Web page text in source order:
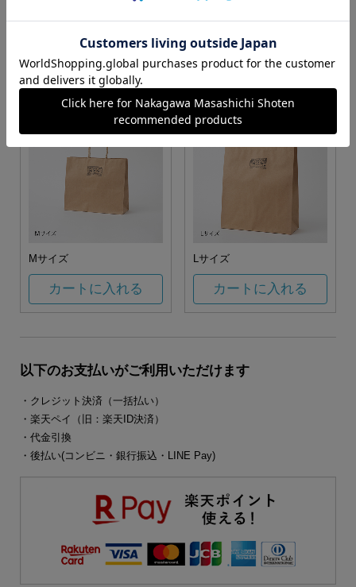
カートに入れる カートに入れる
Mサイズ
カートに入れる
Lサイズ
カートに入れる
以下のお支払いがご利用いただけます
・クレジット決済（一括払い）
・楽天ペイ（旧：楽天ID決済）
・代金引換
・後払い(コンビニ・銀行振込・LINE Pay)